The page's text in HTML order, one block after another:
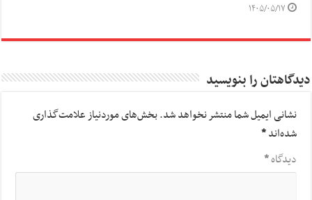
۱۴۰۵/۰۵/۱۷
دیدگاهتان را بنویسید
نشانی ایمیل شما منتشر نخواهد شد.بخش‌های موردنیاز علامت‌گذاری
شده‌اند*
دیدگاه*